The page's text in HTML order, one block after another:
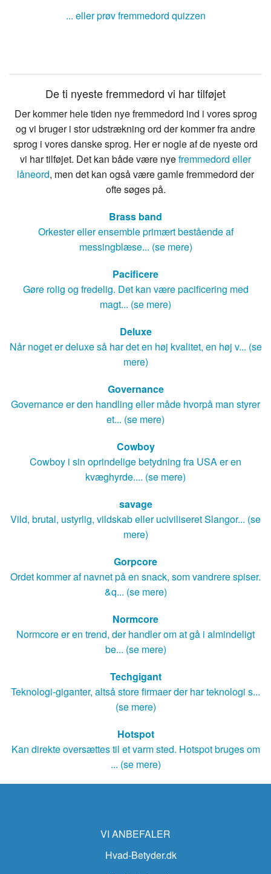
... eller prøv fremmedord quizzen
De ti nyeste fremmedord vi har tilføjet
Der kommer hele tiden nye fremmedord ind i vores sprog
og vi bruger i stor udstrækning ord der kommer fra andre
sprog i vores danske sprog. Her er nogle af de nyeste ord
vi har tilføjet. Det kan både være nyefremmedord eller
låneord, men det kan også være gamle fremmedord der
ofte søges på.
Brass band
Orkester eller ensemble primært bestående af
messingblæse... (se mere)
Pacificere
Gøre rolig og fredelig. Det kan være pacificering med
magt... (se mere)
Deluxe
Når noget er deluxe så har det en høj kvalitet, en høj v... (se
mere)
Governance
Governance er den handling eller måde hvorpå man styrer
et... (se mere)
Cowboy
Cowboy i sin oprindelige betydning fra USA er en
kvæghyrde.... (se mere)
savage
Vild, brutal, ustyrlig, vildskab eller uciviliseret Slangor... (se
mere)
Gorpcore
Ordet kommer af navnet på en snack, som vandrere spiser.
&q... (se mere)
Normcore
Normcore er en trend, der handler om at gå i almindeligt
be... (se mere)
Techgigant
Teknologi-giganter, altså store firmaer der har teknologi s...
(se mere)
Hotspot
Kan direkte oversættes til et varm sted. Hotspot bruges om
... (se mere)
VI ANBEFALER
Hvad-Betyder.dk